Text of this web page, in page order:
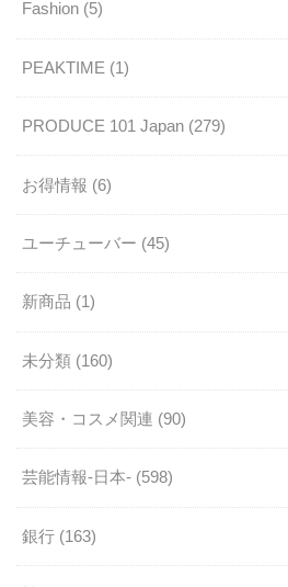
Fashion (5)
PEAKTIME (1)
PRODUCE 101 Japan (279)
お得情報 (6)
ユーチューバー (45)
新商品 (1)
未分類 (160)
美容・コスメ関連 (90)
芸能情報-日本- (598)
銀行 (163)